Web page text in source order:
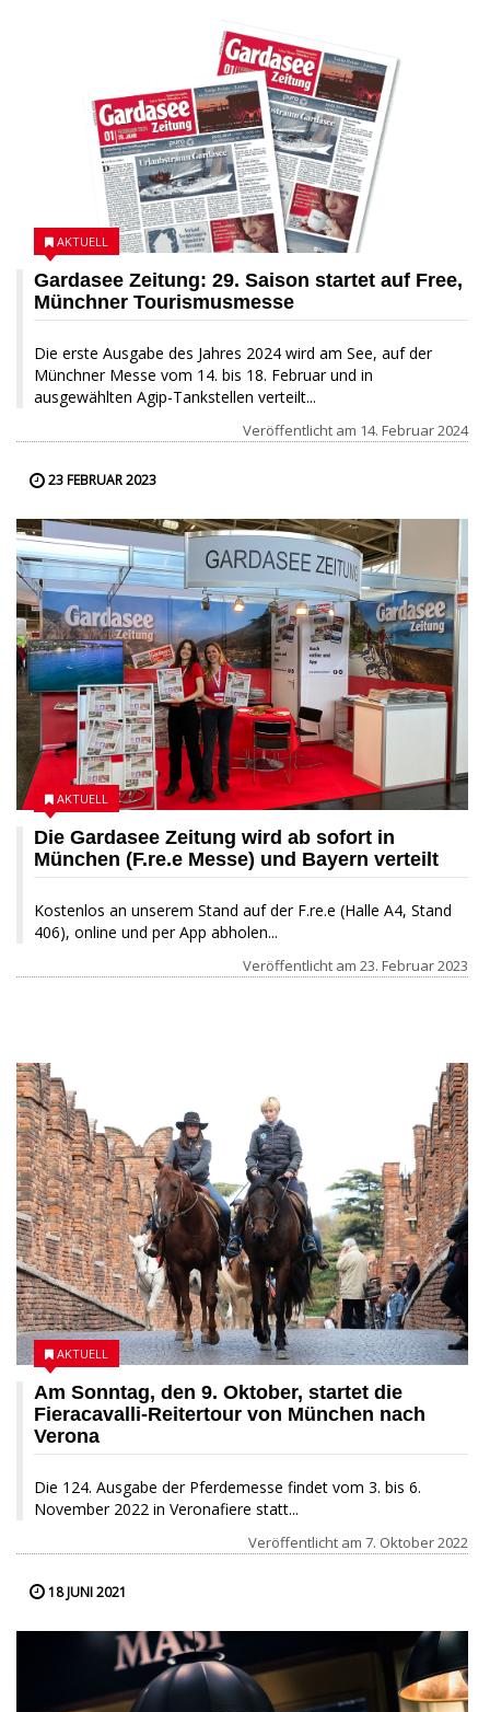
Gardasee Zeitung: 29. Saison startet auf Free,
Münchner Tourismusmesse
Die erste Ausgabe des Jahres 2024 wird am See, auf der
Münchner Messe vom 14. bis 18. Februar und in
ausgewählten Agip-Tankstellen verteilt...
AKTUELL
Veröffentlicht am 14. Februar 2024
23 FEBRUAR 2023
Die Gardasee Zeitung wird ab sofort in
München (F.re.e Messe) und Bayern verteilt
Kostenlos an unserem Stand auf der F.re.e (Halle A4, Stand
406), online und per App abholen...
AKTUELL
Veröffentlicht am 23. Februar 2023
07 OKTOBER 2022
Am Sonntag, den 9. Oktober, startet die
Fieracavalli-Reitertour von München nach
Verona
Die 124. Ausgabe der Pferdemesse findet vom 3. bis 6.
November 2022 in Veronafiere statt...
AKTUELL
Veröffentlicht am 7. Oktober 2022
18 JUNI 2021